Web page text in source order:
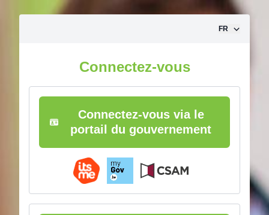
Aller vers le contenu
FR
Connectez-vous
Connectez-vous via le
portail du gouvernement